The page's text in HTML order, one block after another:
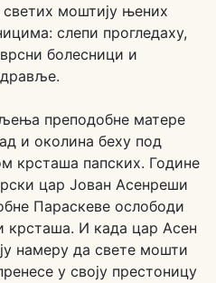
моштију њених
слепи прогледаху,
болесници и
преподобне матере
и околина беху под
крсташа папских. Године
цар Јован Асенреши
Параскеве ослободи
крсташа. И када цар Асен
намеру да свете мошти
у своју престоницу